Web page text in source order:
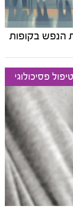
הנפש בקופות
טיפול פסיכולוגי